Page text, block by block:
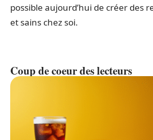
possible aujourd’hui de créer des
et sains chez soi.
Coup de coeur des lecteurs